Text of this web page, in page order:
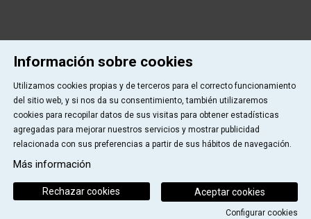
Información sobre cookies
Utilizamos cookies propias y de terceros para el correcto funcionamiento
del sitio web, y si nos da su consentimiento, también utilizaremos
cookies para recopilar datos de sus visitas para obtener estadísticas
agregadas para mejorar nuestros servicios y mostrar publicidad
relacionada con sus preferencias a partir de sus hábitos de navegación.
Más información
Aceptar cookies
Rechazar cookies
Configurar cookies